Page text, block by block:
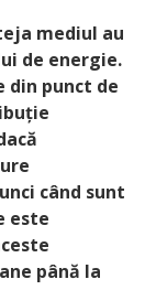
mediul au
de energie.
din punct de
când sunt
este
până la